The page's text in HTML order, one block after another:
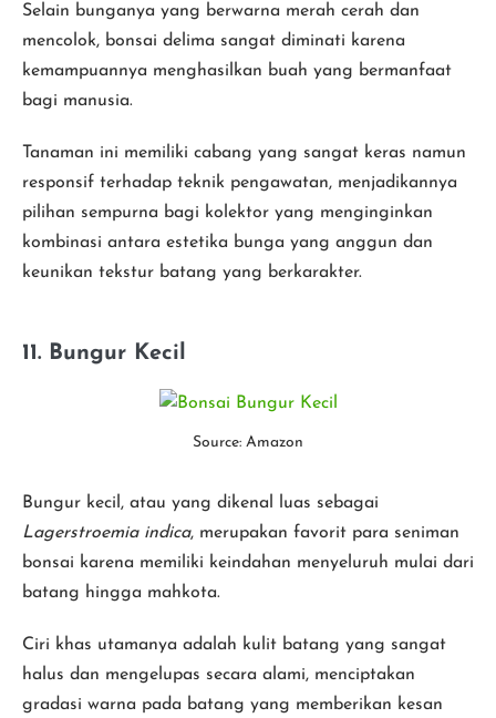
Selain bunganya yang berwarna merah cerah dan
mencolok, bonsai delima sangat diminati karena
kemampuannya menghasilkan buah yang bermanfaat
bagi manusia.
Tanaman ini memiliki cabang yang sangat keras namun
responsif terhadap teknik pengawatan, menjadikannya
pilihan sempurna bagi kolektor yang menginginkan
kombinasi antara estetika bunga yang anggun dan
keunikan tekstur batang yang berkarakter.
11. Bungur Kecil
Source: Amazon
Bungur kecil, atau yang dikenal luas sebagai
Lagerstroemia indica, merupakan favorit para seniman
bonsai karena memiliki keindahan menyeluruh mulai dari
batang hingga mahkota.
Ciri khas utamanya adalah kulit batang yang sangat
halus dan mengelupas secara alami, menciptakan
gradasi warna pada batang yang memberikan kesan